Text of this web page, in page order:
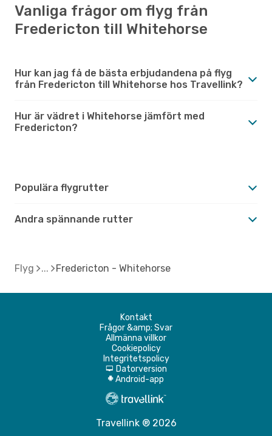
Vanliga frågor om flyg från
Fredericton till Whitehorse
Hur kan jag få de bästa erbjudandena på flyg
från Fredericton till Whitehorse hos Travellink?
Hur är vädret i Whitehorse jämfört med
Fredericton?
Populära flygrutter
Andra spännande rutter
Flyg Fredericton - Whitehorse
Kontakt
Frågor &amp; Svar
Allmänna villkor
Cookiepolicy
Integritetspolicy
d Datorversion
A Android-app
Travellink ® 2026